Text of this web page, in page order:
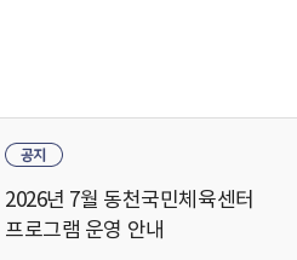
2026년 7월 동천국민체육센터
프로그램 운영 안내